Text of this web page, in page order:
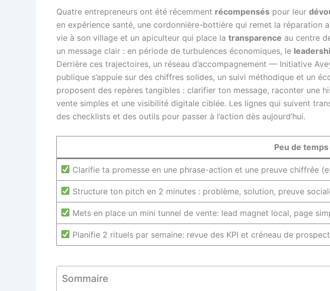
Quatre entrepreneurs ont été récemment récompensés pour leur
en expérience santé, une cordonnière-bottière qui remet la
vie à son village et un apiculteur qui place la transparence au centre
un message clair : en période de turbulences économiques, le
Derrière ces trajectoires, un réseau d’accompagnement — Initiative
publique s’appuie sur des chiffres solides, un suivi méthodique et un
proposent des repères tangibles : clarifier ton message, raconter une
vente simples et une visibilité digitale ciblée. Les lignes qui suivent
des checklists et des outils pour passer à l’action dès aujourd’hui.
Peu de temps
Clarifie ta promesse en une phrase-action et une preuve chiffrée
Structure ton pitch en 2 minutes : problème, solution, preuve
Mets en place un mini tunnel de vente: lead magnet local, page
Planifie 2 rituels par semaine: revue des KPI et créneau de
Sommaire